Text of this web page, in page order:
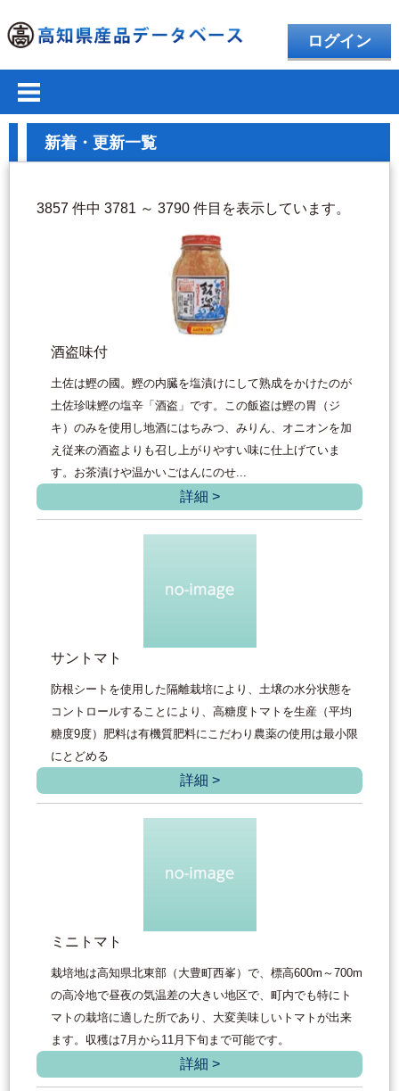
ログイン
新着・更新一覧
3857 件中 3781 ～ 3790 件目を表示しています。
酒盗味付
土佐は鰹の國。鰹の内臓を塩漬けにして熟成をかけたのが
土佐珍味鰹の塩辛「酒盗」です。この飯盗は鰹の胃（ジ
キ）のみを使用し地酒にはちみつ、みりん、オニオンを加
え従来の酒盗よりも召し上がりやすい味に仕上げていま
す。お茶漬けや温かいごはんにのせ...
詳細 >
サントマト
防根シートを使用した隔離栽培により、土壌の水分状態を
コントロールすることにより、高糖度トマトを生産（平均
糖度9度）肥料は有機質肥料にこだわり農薬の使用は最小限
にとどめる
詳細 >
ミニトマト
栽培地は高知県北東部（大豊町西峯）で、標高600m～700m
の高冷地で昼夜の気温差の大きい地区で、町内でも特にト
マトの栽培に適した所であり、大変美味しいトマトが出来
ます。収穫は7月から11月下旬まで可能です。
詳細 >